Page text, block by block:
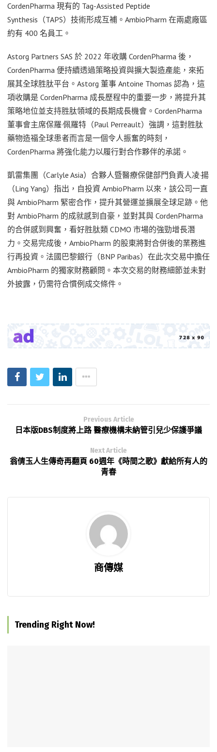
CordenPharma 現有的 Tag-Assisted Peptide
Synthesis（TAPS）技術形成互補。AmbioPharm 在兩處廠區
約有 400 名員工。
Astorg Partners SAS 於 2022 年收購 CordenPharma 後，
CordenPharma 便持續透過策略投資與擴大製造產能，來拓
展其全球胜肽平台。Astorg 董事 Antoine Thomas 認為，這
項收購是 CordenPharma 成長歷程中的重要一步，將提升其
策略地位並支持胜肽領域的長期成長機會。CordenPharma
董事會主席保羅·佩羅特（Paul Perreault）強調，這對胜肽
藥物造福全球患者而言是一個令人振奮的時刻，
CordenPharma 將強化能力以履行對合作夥伴的承諾。
凱雷集團（Carlyle Asia）合夥人暨醫療保健部門負責人凌·揚
（Ling Yang）指出，自投資 AmbioPharm 以來，該公司一直
與 AmbioPharm 緊密合作，提升其營運並擴展全球足跡。他
對 AmbioPharm 的成就感到自豪，並對其與 CordenPharma
的合併感到興奮，看好胜肽類 CDMO 市場的強勁增長潛
力。交易完成後，AmbioPharm 的股東將對合併後的業務進
行再投資。法國巴黎銀行（BNP Paribas）在此次交易中擔任
AmbioPharm 的獨家財務顧問。本次交易的財務細節並未對
外披露，仍需符合慣例成交條件。
Previous Article
日本版DBS制度將上路 醫療機構未納管引兒少保護爭議
Next Article
翁倩玉人生傳奇再翻頁 60週年《時間之歌》獻給所有人的
青春
商傳媒
Trending Right Now!